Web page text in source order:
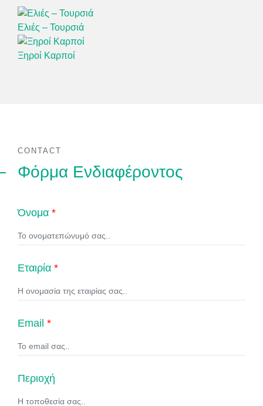
Ελιές – Τουρσιά
Ξηροί Καρποί
CONTACT
Φόρμα Ενδιαφέροντος
Όνομα *
Εταιρία *
Email *
Περιοχή